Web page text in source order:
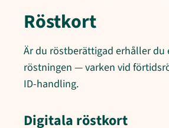
Röstkort
Är du röstberättigad erhåller
röstningen — varken vid
ID‑handling.
Digitala röstkort